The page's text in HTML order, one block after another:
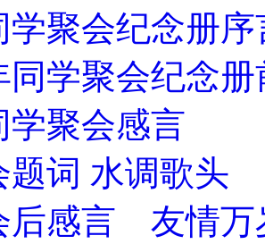
学聚会纪念册序
同学聚会纪念册
学聚会感言
题词 水调歌头
后感言 友情万